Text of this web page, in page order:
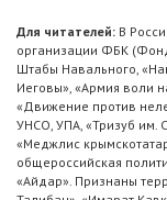
Для читателей: В
организации ФБК
Штабы Навального,
Иеговы», «Армия воли
«Движение против
УНСО, УПА, «Тризуб им.
«Меджлис
общероссийская
«Айдар». Признаны